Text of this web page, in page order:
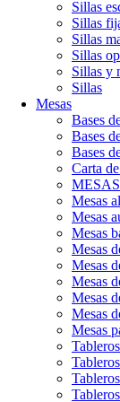
Sillas
Sillas
Sillas
Sillas
Sillas y
Sillas
Mesas
Bases
Bases
Bases
Carta
MESAS
Mesas
Mesas
Mesas
Mesas
Mesas
Mesas
Mesas
Mesas
Mesas